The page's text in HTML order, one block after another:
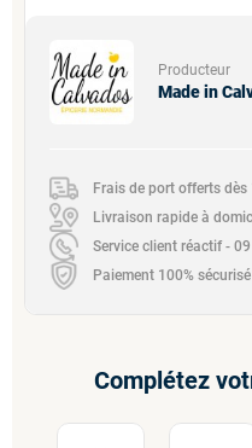
Producteur
Made in
Frais de port offerts
Livraison rapide à
Service client réactif -
Paiement 100% sécurisé
Complétez